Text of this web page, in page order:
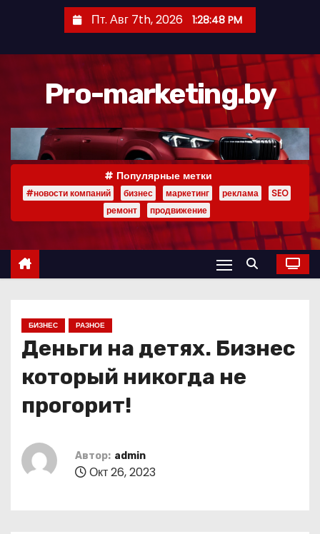
р
Пт. Авг 7th, 2026 1:28:50 PM
Pro-marketing.by
Популярные метки
#новости компаний бизнес маркетинг реклама
SEO
ремонт
продвижение
БИЗНЕС РАЗНОЕ
Деньги на детях. Бизнес
который никогда не
прогорит!
Автор: admin
Окт 26, 2023